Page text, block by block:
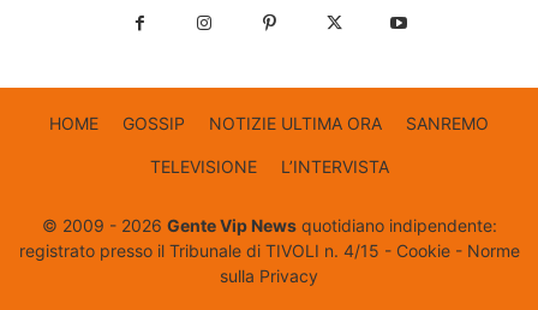
HOME GOSSIP NOTIZIE ULTIMA ORA SANREMO
TELEVISIONE L’INTERVISTA
© 2009 - 2026 Gente Vip Newsquotidiano indipendente:
registrato presso il Tribunale di TIVOLI n. 4/15 - Cookie- Norme
sulla Privacy